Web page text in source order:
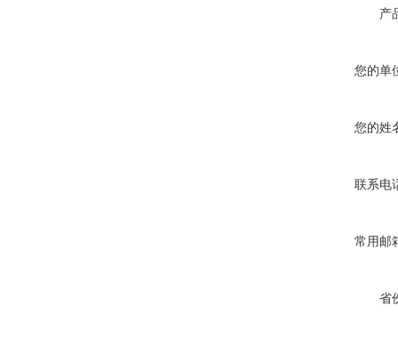
产
您的单
您的姓
联系电
常用邮
省